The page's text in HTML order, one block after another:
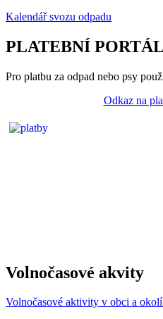
Kalendář svozu odpadu
PLATEBNÍ PORTÁL
Pro platbu za odpad nebo psy
Odkaz na
Volnočasové akvity
Volnočasové aktivity v obci a